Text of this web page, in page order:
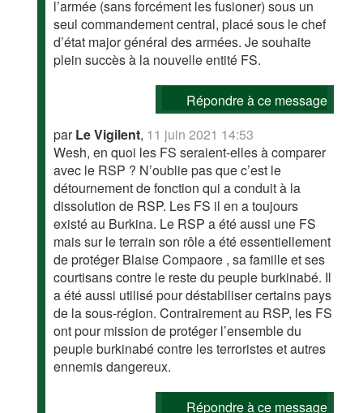
l’armée (sans forcément les fusioner) sous un
seul commandement central, placé sous le chef
d’état major général des armées. Je souhaite
plein succès à la nouvelle entité FS.
Répondre à ce message
parLe Vigilent, 11 juin 2021 14:53
Wesh, en quoi les FS seraient-elles à comparer
avec le RSP ? N’oublie pas que c’est le
détournement de fonction qui a conduit à la
dissolution de RSP. Les FS il en a toujours
existé au Burkina. Le RSP a été aussi une FS
mais sur le terrain son rôle a été essentiellement
de protéger Blaise Compaore , sa famille et ses
courtisans contre le reste du peuple burkinabé. Il
a été aussi utilisé pour déstabiliser certains pays
de la sous-région. Contrairement au RSP, les FS
ont pour mission de protéger l’ensemble du
peuple burkinabé contre les terroristes et autres
ennemis dangereux.
Répondre à ce message